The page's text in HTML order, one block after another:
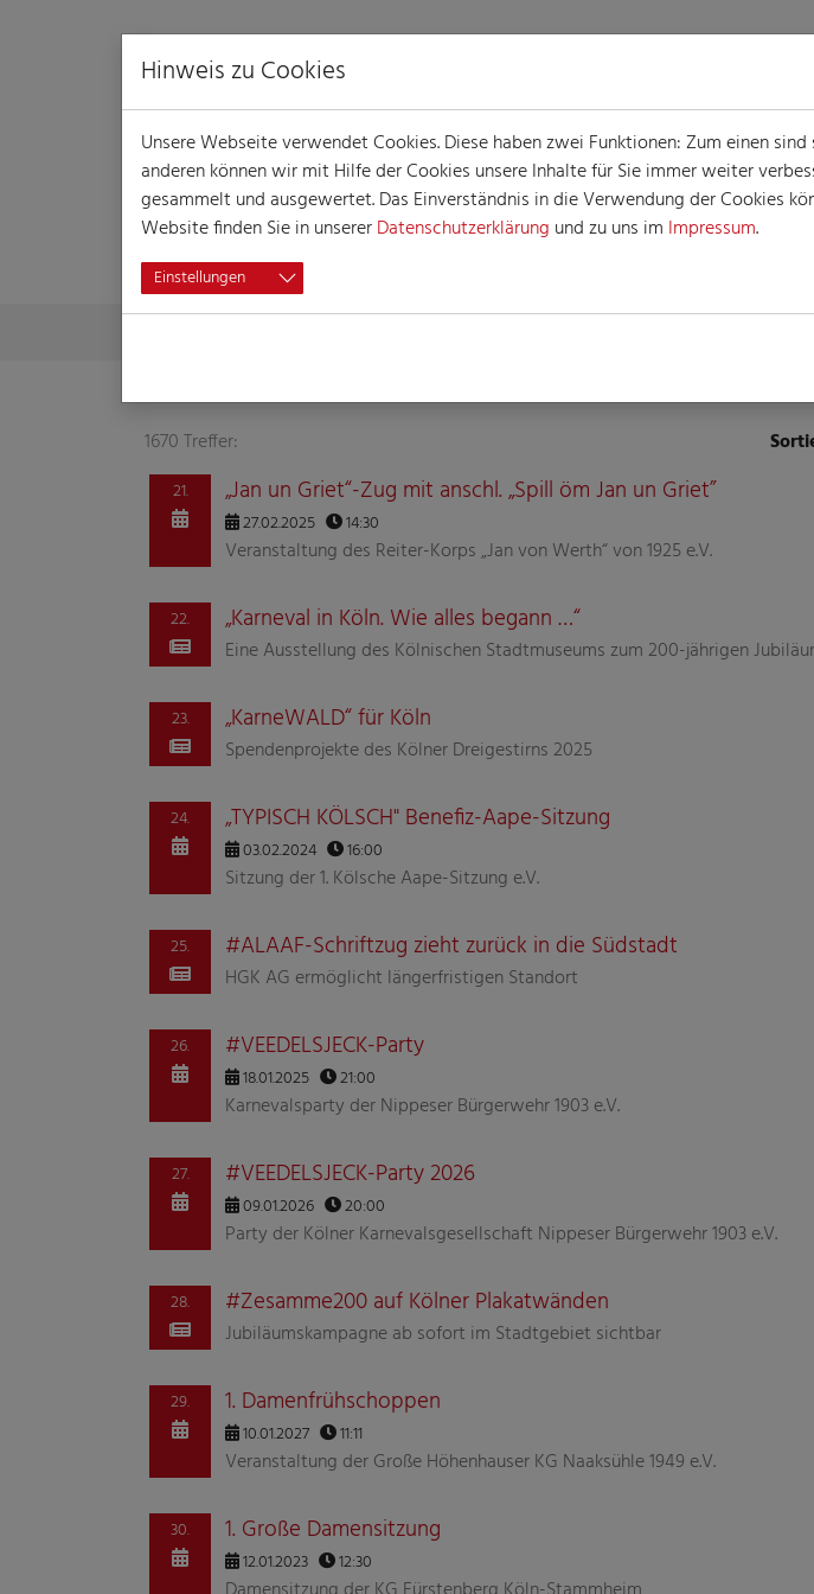
SUCHERGEBNISSE
Skip to main contentYou are here:
1670 Treffer:
21. „Jan un Griet“-Zug mit anschl. „Spill öm Jan un Griet”
27.02.2025 14:30
Veranstaltung des Reiter-Korps „Jan von Werth“ von 1925 e.V.
22. „Karneval in Köln. Wie alles begann …“
Eine Ausstellung des Kölnischen Stadtmuseums zum 200-jährigen
23. „KarneWALD“ für Köln
Spendenprojekte des Kölner Dreigestirns 2025
24. „TYPISCH KÖLSCH" Benefiz-Aape-Sitzung
03.02.2024 16:00
Sitzung der 1. Kölsche Aape-Sitzung e.V.
25. #ALAAF-Schriftzug zieht zurück in die Südstadt
HGK AG ermöglicht längerfristigen Standort
26. #VEEDELSJECK-Party
18.01.2025 21:00
Karnevalsparty der Nippeser Bürgerwehr 1903 e.V.
27. #VEEDELSJECK-Party 2026
09.01.2026 20:00
Party der Kölner Karnevalsgesellschaft Nippeser Bürgerwehr 1903 e.V.
28. #Zesamme200 auf Kölner Plakatwänden
Jubiläumskampagne ab sofort im Stadtgebiet sichtbar
29. 1. Damenfrühschoppen
10.01.2027 11:11
Veranstaltung der Große Höhenhauser KG Naaksühle 1949 e.V.
30. 1. Große Damensitzung
12.01.2023 12:30
Hinweis zu Cookies
Unsere Webseite verwendet Cookies. Diese haben zwei Funktionen: Zum einen
anderen können wir mit Hilfe der Cookies unsere Inhalte für Sie immer weiter
gesammelt und ausgewertet. Das Einverständnis in die Verwendung der Cookies
Website finden Sie in unsererDatenschutzerklärung und zu uns im Impressum.
Einstellungen